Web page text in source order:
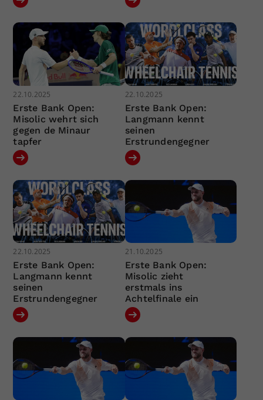
22.10.2025
Erste Bank Open:
Misolic wehrt sich
gegen de Minaur
tapfer
22.10.2025
Erste Bank Open:
Langmann kennt
seinen
Erstrundengegner
22.10.2025
Erste Bank Open:
Langmann kennt
seinen
Erstrundengegner
21.10.2025
Erste Bank Open:
Misolic zieht
erstmals ins
Achtelfinale ein